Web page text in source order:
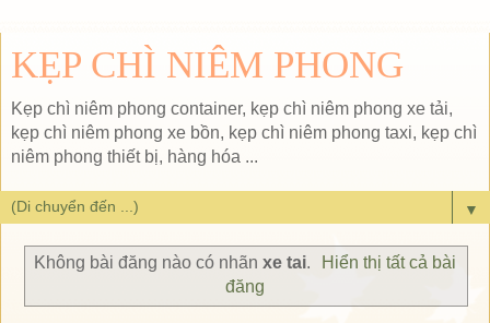
KẸP CHÌ NIÊM PHONG
Kẹp chì niêm phong container, kẹp chì niêm phong xe tải,
kẹp chì niêm phong xe bồn, kẹp chì niêm phong taxi, kẹp chì
niêm phong thiết bị, hàng hóa ...
▼
Không bài đăng nào có nhãn xe tai.
Hiển thị tất cả bài
đăng